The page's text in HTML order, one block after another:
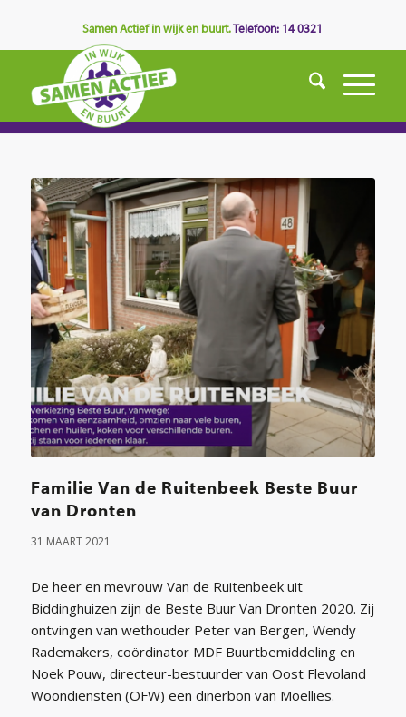
Samen Actief in wijk en buurt.Telefoon: 14 0321
Familie Van de Ruitenbeek Beste Buur
van Dronten
31 MAART 2021
De heer en mevrouw Van de Ruitenbeek uit
Biddinghuizen zijn de Beste Buur Van Dronten 2020. Zij
ontvingen van wethouder Peter van Bergen, Wendy
Rademakers, coördinator MDF Buurtbemiddeling en
Noek Pouw, directeur-bestuurder van Oost Flevoland
Woondiensten (OFW) een dinerbon van Moellies.